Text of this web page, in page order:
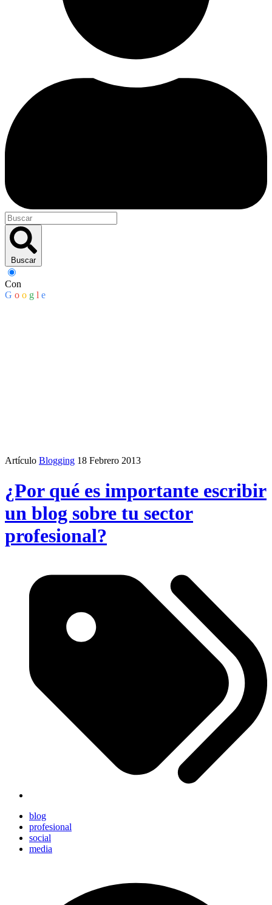
Buscar
Con
G o o g l e
Artículo Blogging 18 Febrero 2013
¿Por qué es importante escribir
un blog sobre tu sector
profesional?
blog
profesional
social
media